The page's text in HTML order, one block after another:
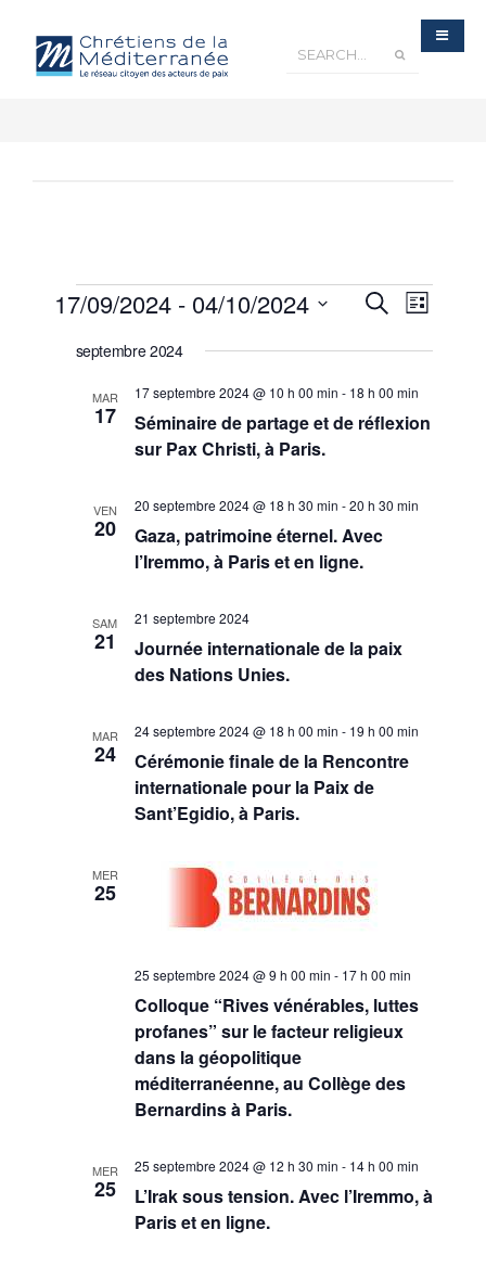
Recherche
et
navigation
Recherche
de
Liste
17/09/2024 - 04/10/2024
uneseptembre 2024
MAR
17
Séminaire de partage et de réflexion
sur Pax Christi, à Paris.
17 septembre 2024 @ 10 h 00 min - 18 h 00 min
VEN
20
Gaza, patrimoine éternel. Avec
l’Iremmo, à Paris et en ligne.
20 septembre 2024 @ 18 h 30 min -20 h 30 min
SAM
21
Journée internationale de la paix
des Nations Unies.
21 septembre 2024
MAR
24
Cérémonie finale de la Rencontre
internationale pour la Paix de
Sant’Egidio, à Paris.
24 septembre 2024 @ 18 h 00 min - 19 h 00 min
MER
25
Colloque “Rives vénérables, luttes
profanes” sur le facteur religieux
dans la géopolitique
méditerranéenne, au Collège des
Bernardins à Paris.
25 septembre 2024 @ 9 h 00 min - 17 h 00 min
MER
25
L’Irak sous tension. Avec l’Iremmo, à
Paris et en ligne.
25 septembre 2024 @ 12 h 30 min - 14 h 00 min